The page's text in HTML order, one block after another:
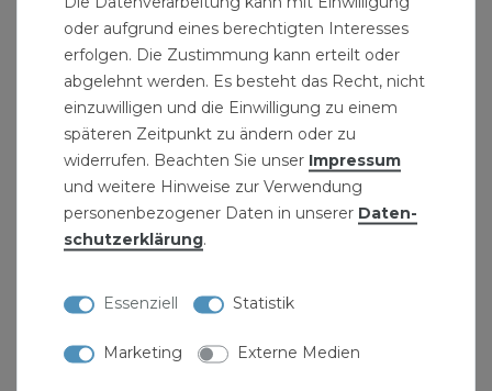
Gewinde
Rohrfittinge zum Anschluss von Bauteilen,
Rohren und Armaturen
Installationsmaße: Die 2 (zwei) Zoll
Rohrdoppelnippel haben einen
Innendurchmesser von DN50 und einen
Aussendurchmesser von 60,3 mm.
Stahlrohr verzinkt
Grösse: 2" Zoll (60,3 mm)
oder aufgrund eines berechtigten Interesses
erfolgen. Die Zustimmung kann erteilt oder
abgelehnt werden. Es besteht das Recht, nicht
einzuwilligen und die Einwilligung zu einem
späteren Zeitpunkt zu ändern oder zu
widerrufen. Beachten Sie unser Impressum
und weitere Hinweise zur Verwendung
personenbezogener Daten in unserer Daten­
schutz­erklärung.
Essenziell Statistik
Marketing Externe Medien